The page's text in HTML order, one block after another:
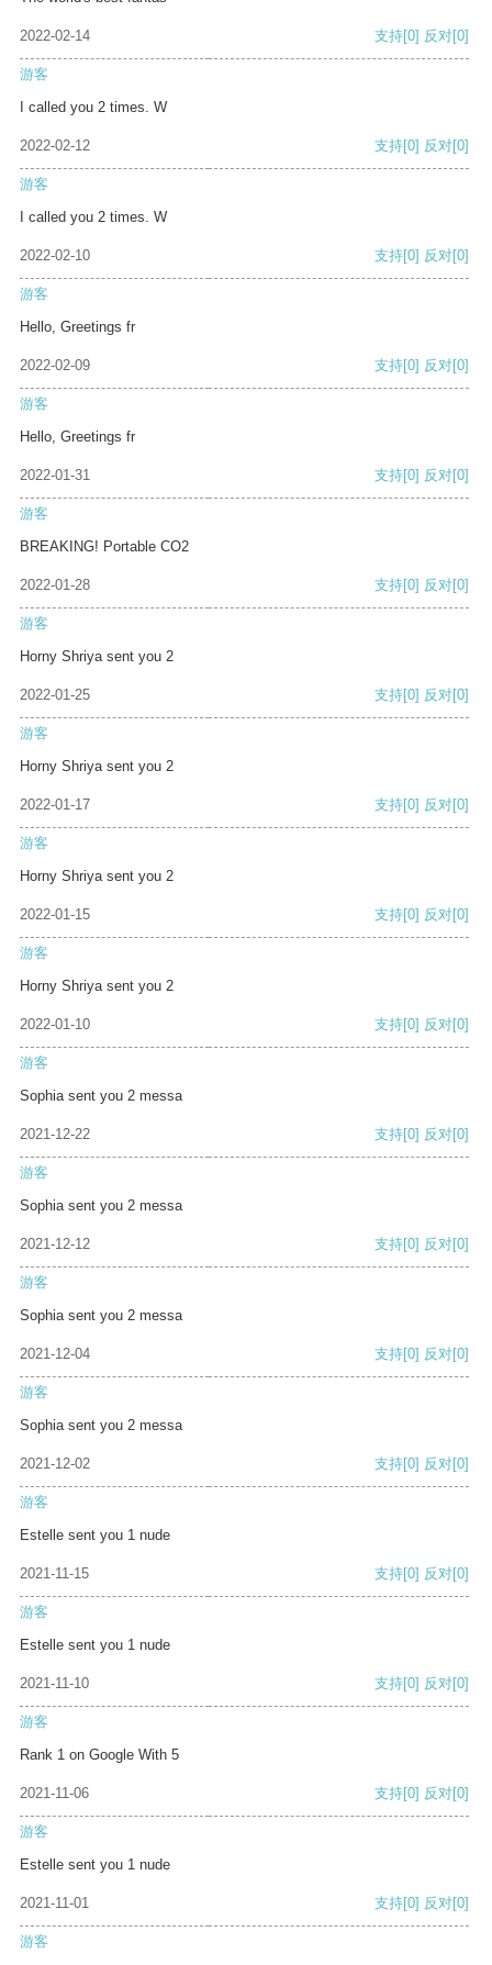
2022-02-14 支持[0] 反对[0]
游客
I called you 2 times. W
2022-02-12 支持[0] 反对[0]
游客
I called you 2 times. W
2022-02-10 支持[0] 反对[0]
游客
Hello, Greetings fr
2022-02-09 支持[0] 反对[0]
游客
Hello, Greetings fr
2022-01-31 支持[0] 反对[0]
游客
BREAKING! Portable CO2
2022-01-28 支持[0] 反对[0]
游客
Horny Shriya sent you 2
2022-01-25 支持[0] 反对[0]
游客
Horny Shriya sent you 2
2022-01-17 支持[0] 反对[0]
游客
Horny Shriya sent you 2
2022-01-15 支持[0] 反对[0]
游客
Horny Shriya sent you 2
2022-01-10 支持[0] 反对[0]
游客
Sophia sent you 2 messa
2021-12-22 支持[0] 反对[0]
游客
Sophia sent you 2 messa
2021-12-12 支持[0] 反对[0]
游客
Sophia sent you 2 messa
2021-12-04 支持[0] 反对[0]
游客
Sophia sent you 2 messa
2021-12-02 支持[0] 反对[0]
游客
Estelle sent you 1 nude
2021-11-15 支持[0] 反对[0]
游客
Estelle sent you 1 nude
2021-11-10 支持[0] 反对[0]
游客
Rank 1 on Google With 5
2021-11-06 支持[0] 反对[0]
游客
Estelle sent you 1 nude
2021-11-01 支持[0] 反对[0]
游客